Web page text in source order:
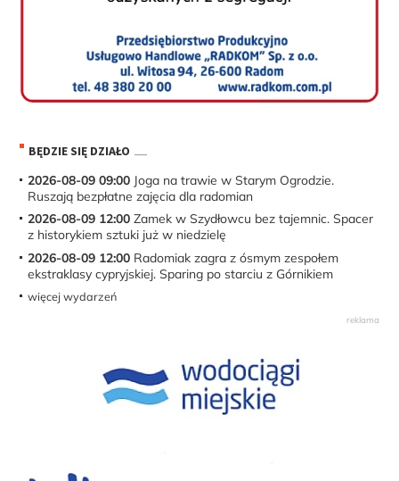
BĘDZIE SIĘ DZIAŁO
2026-08-09 09:00 Joga na trawie w Starym Ogrodzie.
Ruszają bezpłatne zajęcia dla radomian
2026-08-09 12:00 Zamek w Szydłowcu bez tajemnic. Spacer
z historykiem sztuki już w niedzielę
2026-08-09 12:00 Radomiak zagra z ósmym zespołem
ekstraklasy cypryjskiej. Sparing po starciu z Górnikiem
więcej wydarzeń